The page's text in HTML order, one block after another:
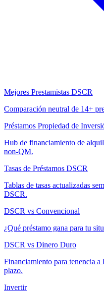
Mejores Prestamistas DSCR
Comparación neutral de 14+
Préstamos Propiedad de
Hub de financiamiento de
non-QM.
Tasas de Préstamos DSCR
Tablas de tasas actualizadas
DSCR.
DSCR vs Convencional
¿Qué préstamo gana para tu
DSCR vs Dinero Duro
Financiamiento para tenencia
plazo.
Invertir